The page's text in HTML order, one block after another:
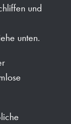
und
unten.